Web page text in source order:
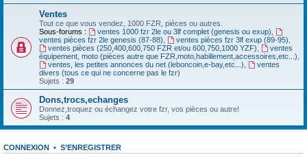
Ventes
Tout ce que vous vendez, 1000 FZR, pièces ou autres.
Sous-forums :
ventes 1000 fzr 2le ou 3lf complet (genesis ou exup)
ventes pièces fzr 2le genesis (87-88)
ventes pièces fzr 3lf exup (89-95)
ventes pièces (250,400,600,750 FZR et/ou 600,750,1000 YZF)
ventes
équipement, moto (pièces autre que FZR,moto,habillement,accessoires,etc...)
ventes, les petites annonces du net (leboncoin,e-bay,etc...)
ventes
divers (tous ce qui ne concerne pas le fzr)
Sujets : 29
Dons,trocs,echanges
Donnez,troquez ou échangez votre fzr, vos pièces ou autre!
Sujets : 4
CONNEXION • S’ENREGISTRER